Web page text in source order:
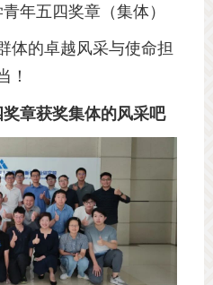
年五四奖章（集体）
体的卓越风采与使命担
！
章获奖集体的风采吧